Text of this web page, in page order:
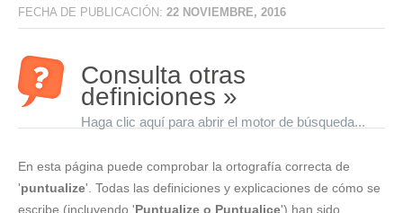
FECHA DE PUBLICACIÓN: 22 NOVIEMBRE, 2016
Consulta otras
definiciones »
Haga clic aquí para abrir el motor de búsqueda...
En esta página puede comprobar la ortografía correcta de
'puntualize'. Todas las definiciones y explicaciones de cómo se
escribe (incluyendo 'Puntualize o Puntualice') han sido